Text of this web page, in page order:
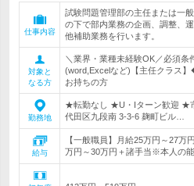
仕事内容
試験問題管理部の主任または一
の下で部内業務の企画、調整、
他補助業務を行います。
対象と
なる方
＼業界・業種未経験OK／必須
(word,Excelなど)【主任クラス
お持ちの方
勤務地
★転勤なし ★U・Iターン歓迎 ★
代田区九段南 3-3-6 麹町ビル…
給与
【一般職員】月給25万円～27万
万円～30万円＋諸手当※本人の